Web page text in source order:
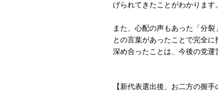
げられてきたことがわかります。
また、心配の声もあった「分
との言葉があったことで完全
深め合ったことは、今後の党運
【新代表選出後、お二方の握